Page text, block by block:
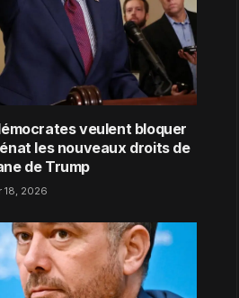
veulent bloquer
les nouveaux droits de
de Trump
18, 2026